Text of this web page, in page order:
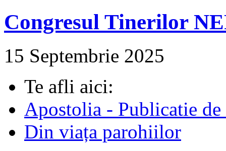
Congresul Tinerilor
15 Septembrie 2025
Te afli aici:
Apostolia - Publicatie
Din viața parohiilor